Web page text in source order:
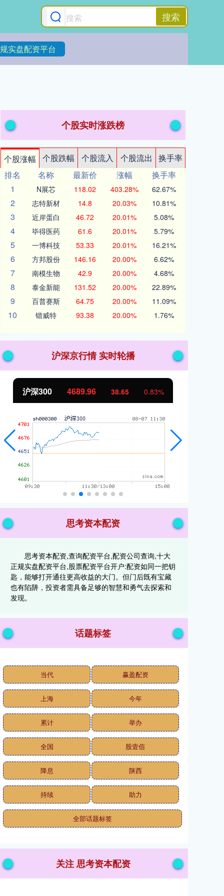
搜索
实盘配资平台
个股实时涨跌榜
个股涨幅 个股跌幅 个股流入 个股流出
换手率
排名
名称 最新价 涨幅
换手率
1
N展芯 118.02 403.28% 62.67%
2 志特新材 14.8 20.03% 10.81%
3 近岸蛋白 46.72 20.01% 5.08%
4 毕得医药 61.6 20.01% 5.79%
5 一博科技 53.33 20.01% 16.21%
6 方邦股份 146.16 20.00% 6.62%
7 南模生物 42.9 20.00% 4.68%
8 泰金新能 131.52 20.00% 22.89%
9 百普赛斯 64.75 20.00% 11.09%
10 锴威特 93.38 20.00% 1.76%
沪深京行情 实时轮播
北证50 1129.72 6.84 0.61%
思考资本配资
思考资本配资,查询配资平台,配资公司查询,十大
正规实盘配资平台,股票配资平台开户:配资如同一把钥
匙，能够打开通往更高收益的大门。但门后既有宝藏
也有陷阱，投资者需具备足够的智慧和勇气去探索和
发现。
话题标签
当代 赢盈配资
上海 今年
累计 举办
全国 股壹佰
降息 陕西
持续 助力
全部话题标签
关注 思考资本配资